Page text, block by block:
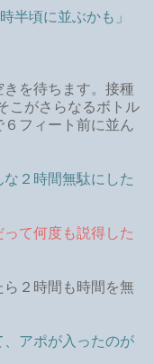
半頃に並ぶかも」
を待ちます。接種
こがさらなるボトル
フィート前に並ん
な２時間無駄にした
って何度も説得した
ら２時間も時間を無
、アポが入ったのが